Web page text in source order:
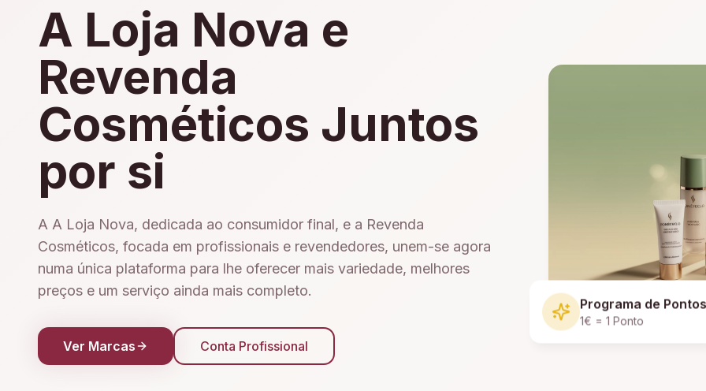
A Loja Nova e
Revenda
Cosméticos Juntos
por si
A A Loja Nova, dedicada ao consumidor final, e a Revenda
Cosméticos, focada em profissionais e revendedores, unem-se agora
numa única plataforma para lhe oferecer mais variedade, melhores
preços e um serviço ainda mais completo.
Ver Marcas Conta Profissional
Programa de Pontos
1€ = 1 Ponto